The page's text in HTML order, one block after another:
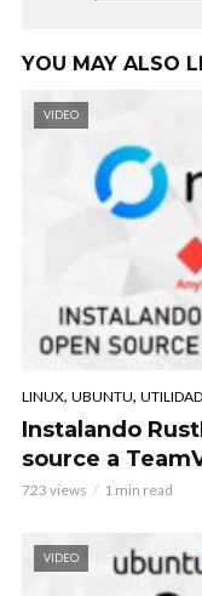
YOU MAY ALSO
VIDEO
LINUX, UBUNTU,
Instalando
source a
723 views 1 min read
VIDEO